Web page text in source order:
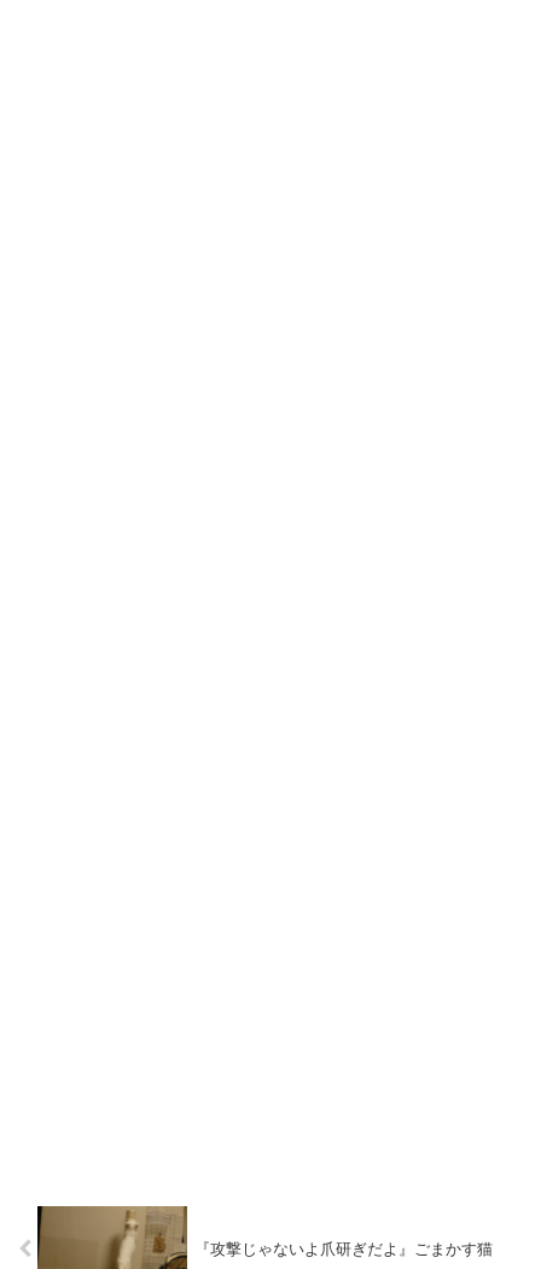
『攻撃じゃないよ爪研ぎだよ』ごまかす猫